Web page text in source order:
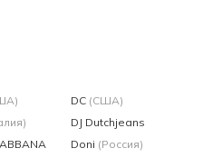
DC (США)
DJ Dutchjeans
Doni (Россия)